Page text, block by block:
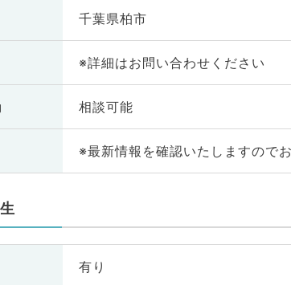
千葉県柏市
※詳細はお問い合わせください
相談可能
※最新情報を確認いたしますので
有り